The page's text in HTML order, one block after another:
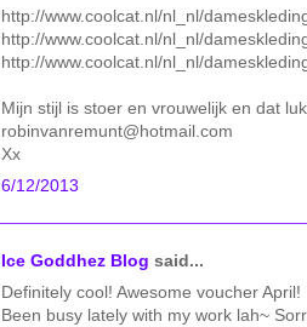
http://www.coolcat.nl/nl_nl/
http://www.coolcat.nl/nl_nl/
http://www.coolcat.nl/nl_nl/
Mijn stijl is stoer en vrouwelijk en dat
robinvanremunt@hotmail.com
Xx
6/12/2013
Ice Goddhez Blog said...
Definitely cool! Awesome voucher April!
Been busy lately with my work lah~